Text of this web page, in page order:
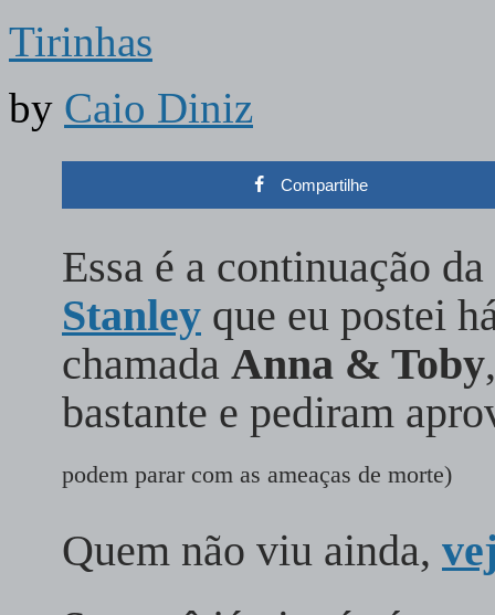
Tirinhas
by Caio Diniz
Compartilhe
Essa é a continuação
Stanley que eu postei
chamada Anna & Toby
bastante e pediram
podem parar com as ameaças de morte)
Quem não viu ainda,